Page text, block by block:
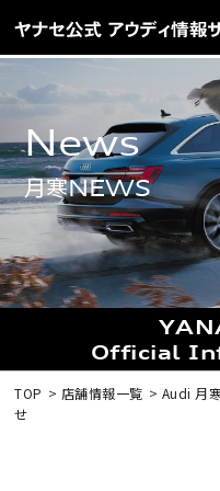
news
月寒NEWS
Official
TOP 店舗情報一覧 Audi 月
せ